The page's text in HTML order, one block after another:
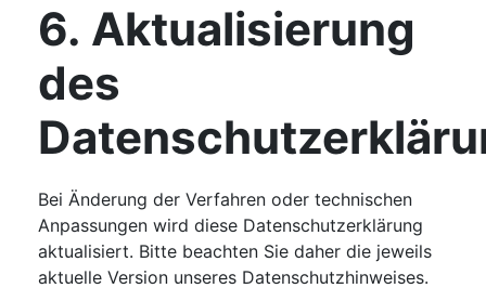
6. Aktualisierung
des
Bei Änderung der Verfahren oder technischen
Anpassungen wird diese Datenschutzerklärung
aktualisiert. Bitte beachten Sie daher die jeweils
aktuelle Version unseres Datenschutzhinweises.